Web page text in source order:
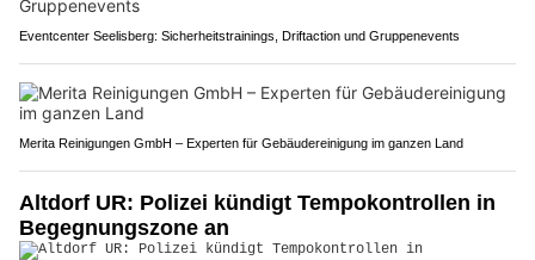
Eventcenter Seelisberg: Sicherheitstrainings, Driftaction und Gruppenevents
Merita Reinigungen GmbH – Experten für Gebäudereinigung im ganzen Land
Altdorf UR: Polizei kündigt Tempokontrollen in
Begegnungszone an